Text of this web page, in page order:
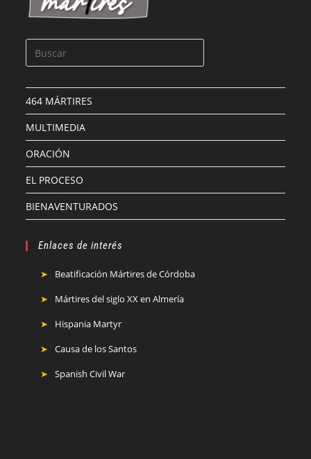
464 MÁRTIRES
MULTIMEDIA
ORACIÓN
EL PROCESO
BIENAVENTURADOS
Enlaces de interés
Beatificación Mártires de Córdoba
Mártires del siglo XX en Almería
Hispania Martyr
Causa de los Santos
Spanish Civil War